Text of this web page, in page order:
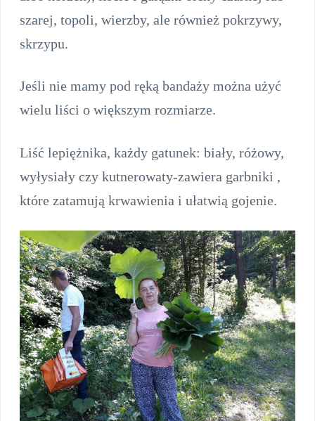
szarej, topoli, wierzby, ale również pokrzywy,
skrzypu.
Jeśli nie mamy pod ręką bandaży można użyć
wielu liści o większym rozmiarze.
Liść lepiężnika, każdy gatunek: biały, różowy,
wyłysiały czy kutnerowaty-zawiera garbniki ,
które zatamują krwawienia i ułatwią gojenie.